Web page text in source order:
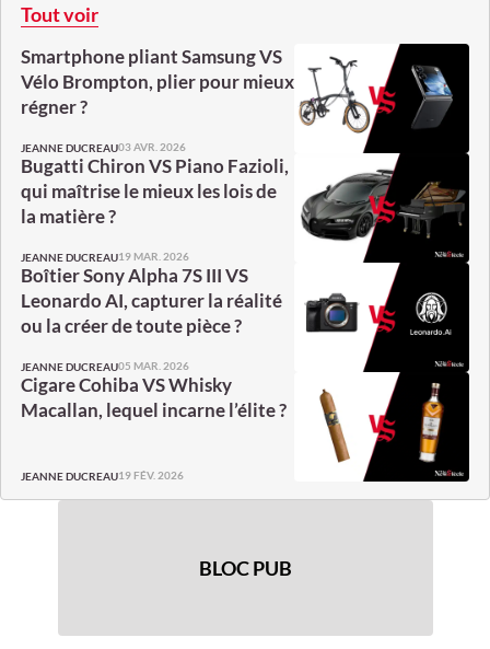
Tout voir
Smartphone pliant Samsung VS
Vélo Brompton, plier pour mieux
régner ?
JEANNE DUCREAU03 AVR. 2026
Bugatti Chiron VS Piano Fazioli,
qui maîtrise le mieux les lois de
la matière ?
JEANNE DUCREAU19 MAR. 2026
Boîtier Sony Alpha 7S III VS
Leonardo AI, capturer la réalité
ou la créer de toute pièce ?
JEANNE DUCREAU05 MAR. 2026
Cigare Cohiba VS Whisky
Macallan, lequel incarne l’élite ?
JEANNE DUCREAU19 FÉV. 2026
BLOC PUB